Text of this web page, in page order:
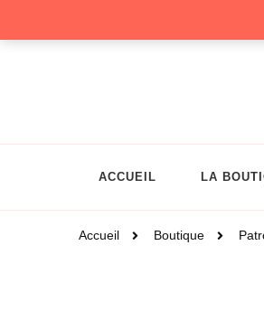
ACCUEIL LA
Accueil Boutique